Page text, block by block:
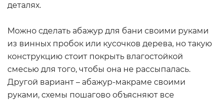
деталях.
Можно сделать абажур для бани своими руками
из винных пробок или кусочков дерева, но такую
конструкцию стоит покрыть влагостойкой
смесью для того, чтобы она не рассыпалась.
Другой вариант – абажур-макраме своими
руками, схемы пошагово объясняют все